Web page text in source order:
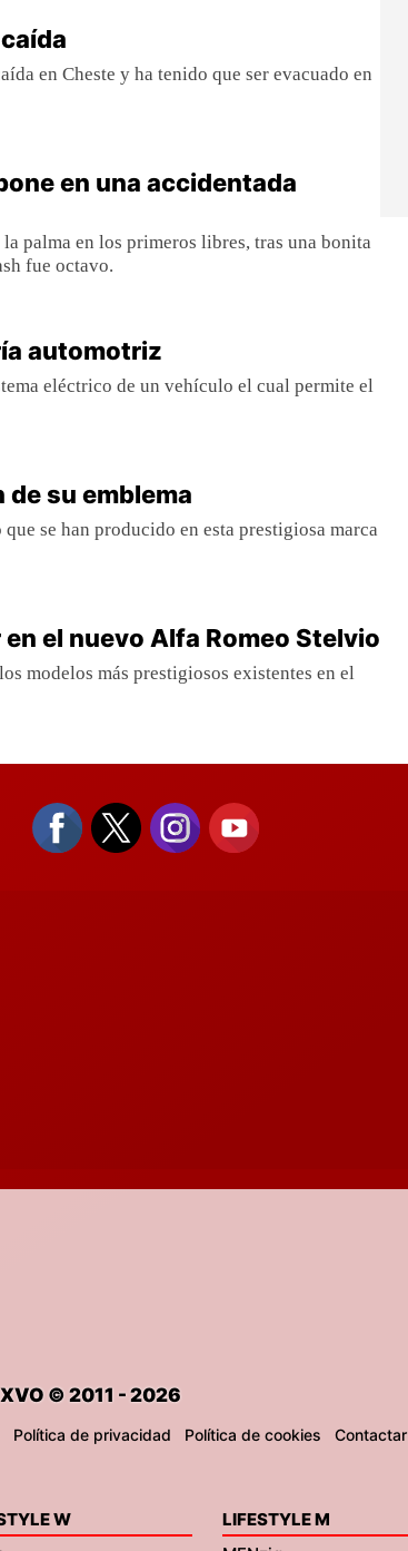
en Cheste y ha tenido que ser evacuado en
en una accidentada
palma en los primeros libres, tras una bonita
fue octavo.
automotriz
eléctrico de un vehículo el cual permite el
de su emblema
se han producido en esta prestigiosa marca
el nuevo Alfa Romeo Stelvio
modelos más prestigiosos existentes en el
© 2011 - 2026
Política de privacidad Política de cookies Contactar
W
LIFESTYLE M